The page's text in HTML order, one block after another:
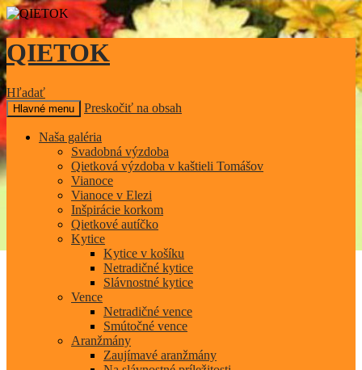
QIETOK
Hľadať
Hlavné menu Preskočiť na obsah
Naša galéria
Svadobná výzdoba
Qietková výzdoba v kaštieli Tomášov
Vianoce
Vianoce v Elezi
Inšpirácie korkom
Qietkové autíčko
Kytice
Kytice v košíku
Netradičné kytice
Slávnostné kytice
Vence
Netradičné vence
Smútočné vence
Aranžmány
Zaujímavé aranžmány